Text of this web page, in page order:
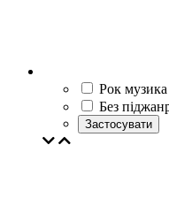
Рок музика
Без
Застосувати